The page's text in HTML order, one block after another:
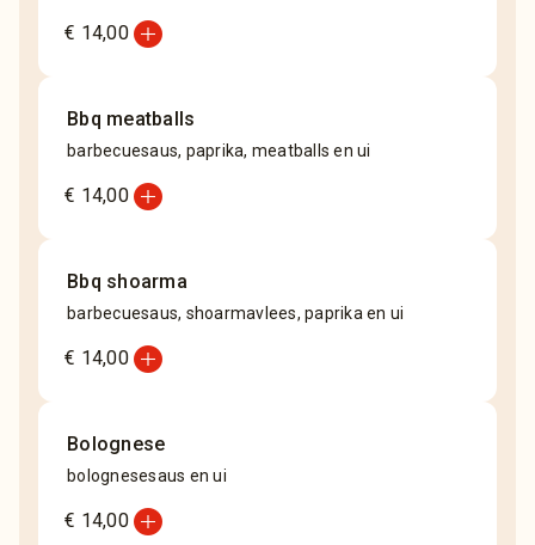
€ 14,00add_circle
Bbq meatballs
barbecuesaus, paprika, meatballs en ui
€ 14,00add_circle
Bbq shoarma
barbecuesaus, shoarmavlees, paprika en ui
€ 14,00add_circle
Bolognese
bolognesesaus en ui
€ 14,00add_circle